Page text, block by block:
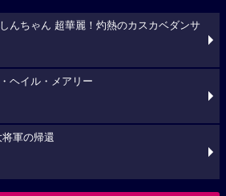
んちゃん 超華麗！灼熱のカスカベダンサ
ヘイル・メアリー
軍の帰還